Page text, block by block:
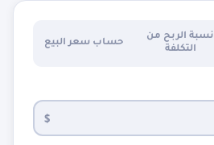
نسبة الربح من
التكلفة
حساب سعر البيع
$